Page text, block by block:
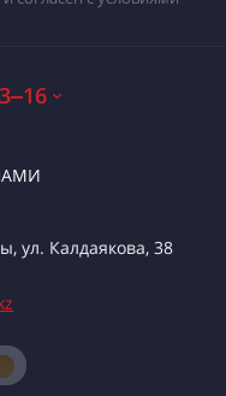
ул. Калдаякова, 38